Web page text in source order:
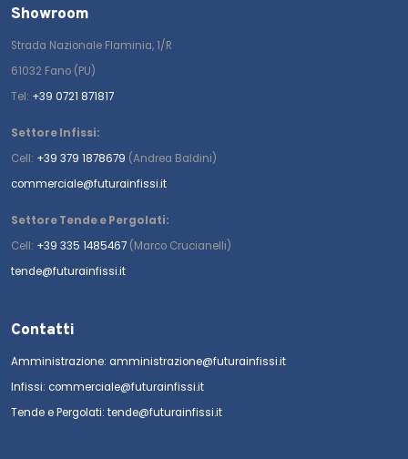
Showroom
Strada Nazionale Flaminia, 1/R
61032 Fano (PU)
Tel: +39 0721 871817
Settore Infissi:
Cell: +39 379 1878679 (Andrea Baldini)
commerciale@futurainfissi.it
Settore Tende e Pergolati:
Cell: +39 335 1485467 (Marco Crucianelli)
tende@futurainfissi.it
Contatti
Amministrazione: amministrazione@futurainfissi.it
Infissi: commerciale@futurainfissi.it
Tende e Pergolati: tende@futurainfissi.it